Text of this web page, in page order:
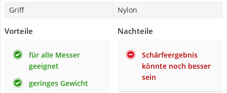
Griff
Nylon
Vorteile
für alle Messer
geeignet
geringes Gewicht
Nachteile
Schärfeergebnis
könnte noch besser
sein